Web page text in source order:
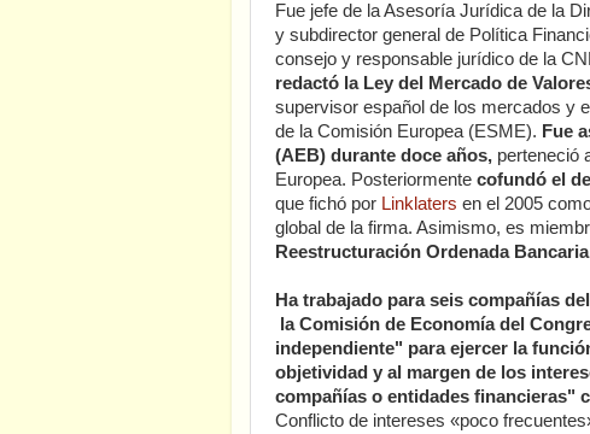
Fue jefe de la Asesoría Jurídica de la
y subdirector general de Política
consejo y responsable jurídico de la
redactó la Ley del Mercado de
supervisor español de los mercados y
de la Comisión Europea (ESME). Fue
(AEB) durante doce años, perteneció
Europea. Posteriormente cofundó el
que fichó por Linklaters en el 2005
global de la firma. Asimismo, es
Reestructuración Ordenada
Ha trabajado para seis compañías
la Comisión de Economía del
independiente" para ejercer la
objetividad y al margen de los
compañías o entidades financieras"
Conflicto de intereses «poco